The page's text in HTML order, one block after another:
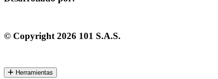
© Copyright 2026 101 S.A.S.
Herramientas